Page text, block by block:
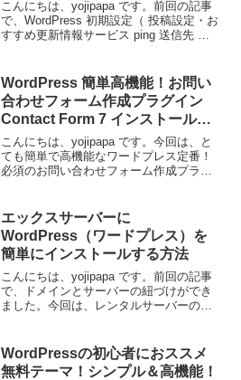
こんにちは、yojipapa です。前回の記事
で、WordPress 初期設定（ 投稿設定・お
すすめ更新情報サービス ping 送信先 ）
表示設定方法をお伝えします。
WordPress 簡単高機能！お問い
合わせフォーム作成プラグイン
Contact Form 7 インストール方
法・設定方法
こんにちは、yojipapa です。今回は、と
ても簡単で高機能なワードプレス定番！
必須のお問い合わせフォーム作成プラグ
方法をお伝えします。カスタマイズ性
も...
エックスサーバーに
WordPress（ワードプレス）を
簡単にインストールする方法
こんにちは、yojipapa です。前回の記事
で、ドメインとサーバーの紐づけができ
ました。今回は、レンタルサーバーのエ
ス）のインストール方法をお伝えしま
す。
WordPressの初心者におススメ
無料テーマ！シンプル＆高機能！